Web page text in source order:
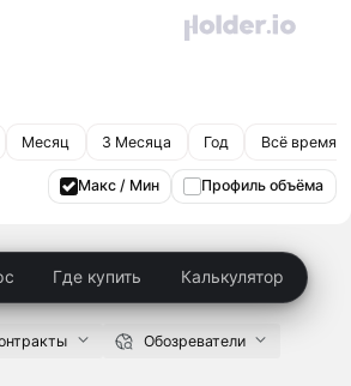
Месяц 3 Месяца Год Всё время
Макс / Мин Профиль объёма
Где купить Калькулятор
Обозреватели